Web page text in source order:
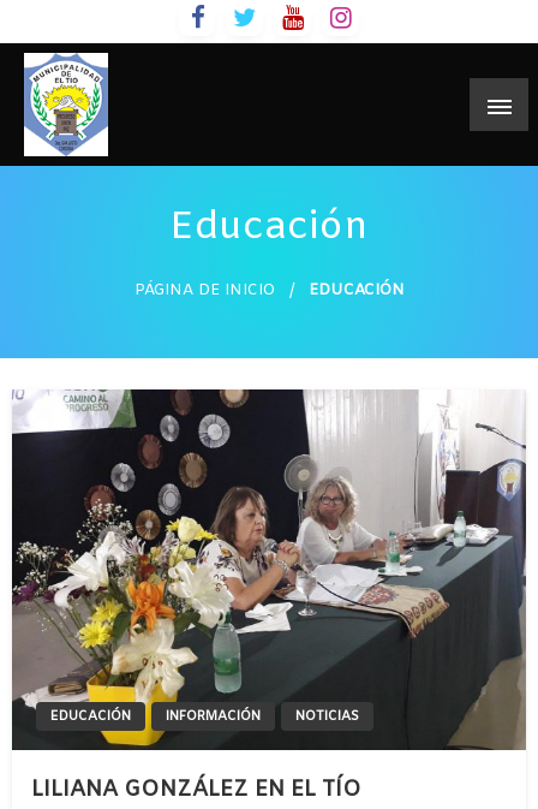
to
content
Educación
PÁGINA DE INICIO EDUCACIÓN
EDUCACIÓN INFORMACIÓN NOTICIAS
LILIANA GONZÁLEZ EN EL TÍO